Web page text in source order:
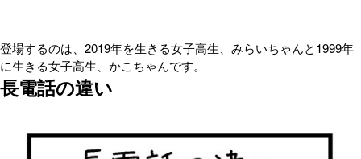
登場するのは、2019年を生きる女子高生、みらいちゃんと1999年
に生きる女子高生、かこちゃんです。
長電話の違い